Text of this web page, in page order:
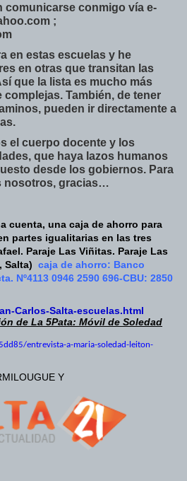
comunicarse conmigo vía e-
;
en estas escuelas y he
en otras que transitan las
que la lista es mucho más
complejas. También, de tener
pueden ir directamente a
el cuerpo docente y los
que haya lazos humanos
desde los gobiernos. Para
nosotros, gracias…
cuenta, una caja de ahorro para
partes igualitarias en las tres
Paraje Las Viñitas. Paraje Las
Salta) caja de ahorro: Banco
Nº4113 0946 2590 696-CBU: 2850
Carlos-Salta-escuelas.html
de La 5Pata: Móvil de Soledad
entrevista-a-maria-soledad-leiton-
Y